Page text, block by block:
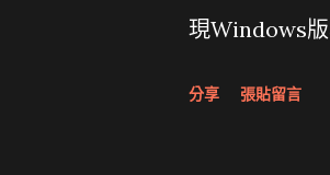
現Windows版
分享 張貼留言